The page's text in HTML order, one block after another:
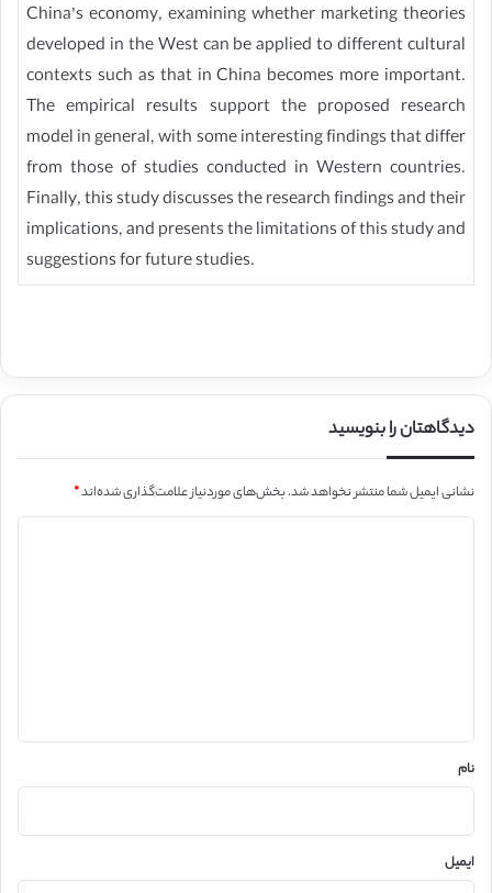
China’s economy, examining whether marketing theories
developed in the West can be applied to different cultural
contexts such as that in China becomes more important.
The empirical results support the proposed research
model in general, with some interesting findings that differ
from those of studies conducted in Western countries.
Finally, this study discusses the research findings and their
implications, and presents the limitations of this study and
suggestions for future studies.
دیدگاهتان را بنویسید
نشانی ایمیل شما منتشر نخواهد شد.بخش‌های موردنیاز علامت‌گذاری شده‌اند*
نام
ایمیل